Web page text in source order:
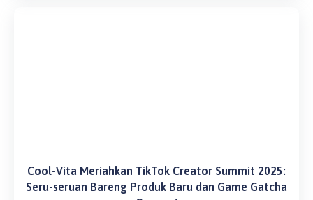
Cool-Vita Meriahkan TikTok Creator Summit 2025:
Seru-seruan Bareng Produk Baru dan Game Gatcha